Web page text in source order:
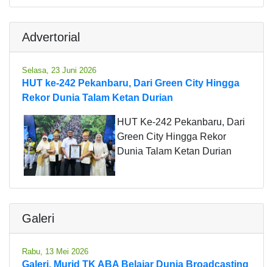
Advertorial
Selasa, 23 Juni 2026
HUT ke-242 Pekanbaru, Dari Green City Hingga
Rekor Dunia Talam Ketan Durian
HUT Ke-242 Pekanbaru, Dari
Green City Hingga Rekor
Dunia Talam Ketan Durian
Galeri
Rabu, 13 Mei 2026
Galeri, Murid TK ABA Belajar Dunia Broadcasting